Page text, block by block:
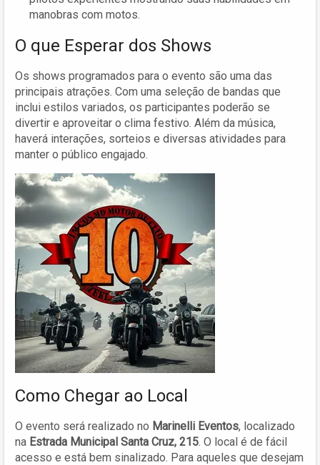
manobras com motos.
O que Esperar dos Shows
Os shows programados para o evento são uma das
principais atrações. Com uma seleção de bandas que
inclui estilos variados, os participantes poderão se
divertir e aproveitar o clima festivo. Além da música,
haverá interações, sorteios e diversas atividades para
manter o público engajado.
Como Chegar ao Local
O evento será realizado no Marinelli Eventos, localizado
na Estrada Municipal Santa Cruz, 215. O local é de fácil
acesso e está bem sinalizado. Para aqueles que desejam